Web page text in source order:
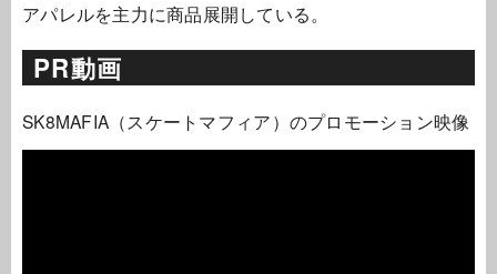
アパレルを主力に商品展開している。
PR動画
SK8MAFIA（スケートマフィア）のプロモーション映像